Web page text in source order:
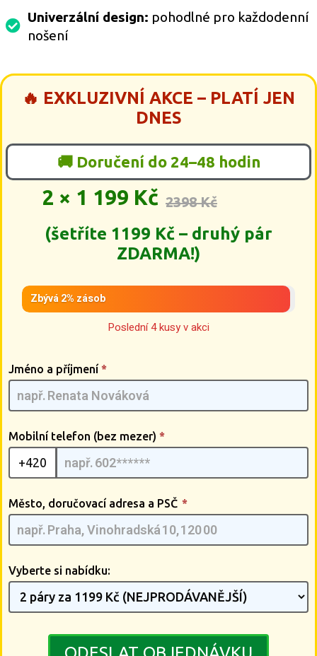
Univerzální design: pohodlné pro každodenní
nošení
🔥 EXKLUZIVNÍ AKCE – PLATÍ JEN
DNES
🚚 Doručení do 24–48 hodin
2 × 1 199 Kč 2398 Kč
(šetříte 1199 Kč – druhý pár
ZDARMA!)
Zbývá 2% zásob
Poslední 4 kusy v akci
Frameless
Glasses
[CZ] -
G3pmQMIA
Jméno a příjmení *
Mobilní telefon (bez mezer) *
+420
Město, doručovací adresa a PSČ *
Vyberte si nabídku: